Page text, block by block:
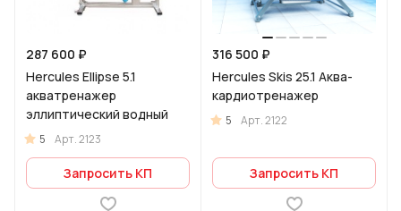
287 600 ₽
Hercules Ellipse 5.1
акватренажер
эллиптический водный
5 Арт.2123
Запросить КП
316 500 ₽
Hercules Skis 25.1 Аква-
кардиотренажер
5 Арт.2122
Запросить КП